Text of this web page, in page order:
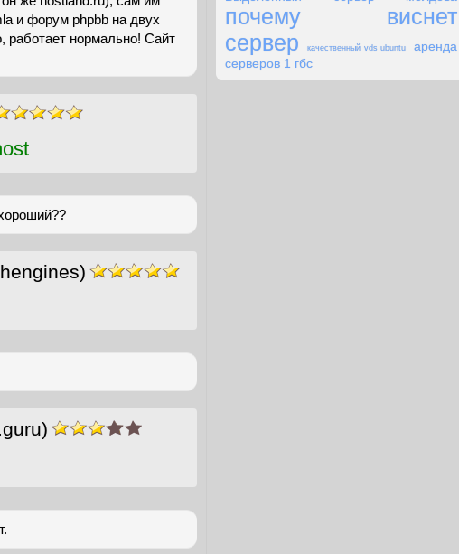
и форум phpbb на двух
работает нормально! Сайт
почему виснет
сервер
качественный vds ubuntu
аренда
серверов 1 гбс